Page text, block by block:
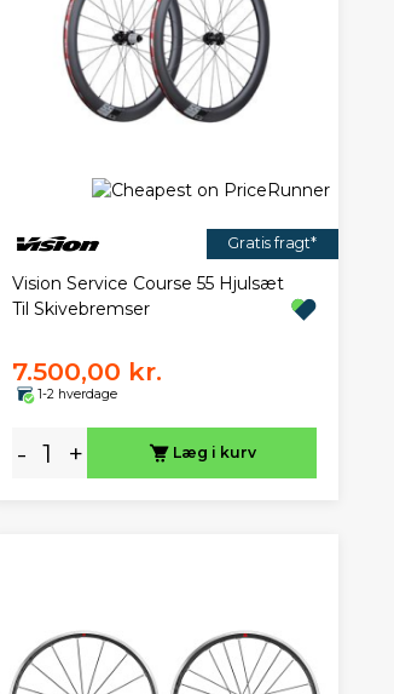
Gratis fragt*
Vision Service Course 55 Hjulsæt
Til Skivebremser
7.500,00 kr.
1-2 hverdage
- + Læg i kurv